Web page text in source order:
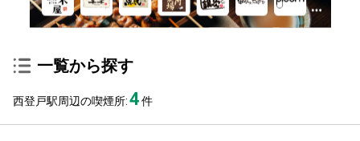
一覧から探す
西登戸駅周辺の喫煙所:4件